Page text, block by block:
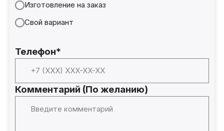
Изготовление на заказ
Свой вариант
Телефон*
Комментарий (По желанию)